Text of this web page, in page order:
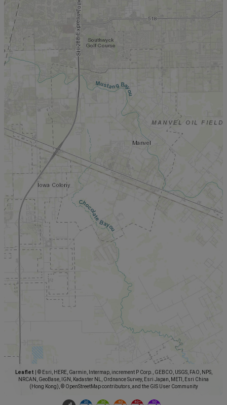
Leaflet
© Esri, HERE, Garmin, Intermap, increment P Corp., GEBCO, USGS, FAO, NPS,
NRCAN, GeoBase, IGN, Kadaster NL, Ordnance Survey, Esri Japan, METI, Esri China
(Hong Kong), © OpenStreetMap contributors, and the GIS User Community